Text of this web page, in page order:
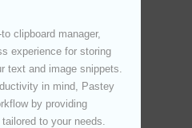
, 旭日图
Tool zur
iPad und Mac, zeigt
Forschung,
herunterladen und
clipboard manager,
experience for storing
text and image snippets.
in mind, Pastey
by providing
to your needs.